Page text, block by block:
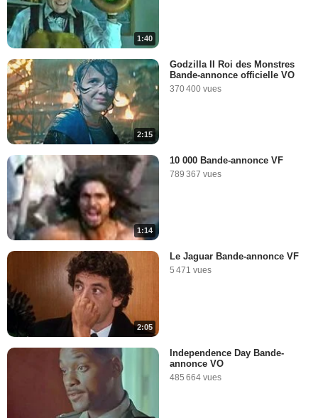
1:40
2:15
Godzilla II Roi des Monstres
Bande-annonce officielle VO
370 400 vues
1:14
10 000 Bande-annonce VF
789 367 vues
2:05
Le Jaguar Bande-annonce VF
5 471 vues
Independence Day Bande-
annonce VO
485 664 vues